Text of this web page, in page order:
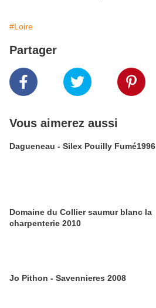
#Loire
Partager
Vous aimerez aussi
Dagueneau - Silex Pouilly Fumé1996
Domaine du Collier saumur blanc la
charpenterie 2010
Jo Pithon - Savennieres 2008